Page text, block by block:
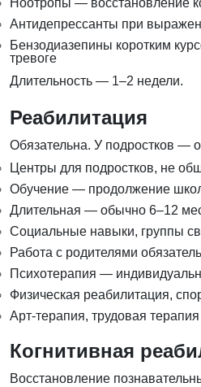
Ноотропы — восстановление
Антидепрессанты при
Бензодиазепины коротким
тревоге
Длительность — 1–2 недели.
Реабилитация
Обязательна. У подростков —
Центры для подростков, не
Обучение — продолжение
Длительная — обычно 6–12
Социальные навыки, группы
Работа с родителями
Психотерапия —
Физическая реабилитация,
Арт-терапия, трудовая терапия
Когнитивная
Восстановление